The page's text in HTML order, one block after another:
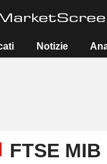
Notizie
FTSE MIB